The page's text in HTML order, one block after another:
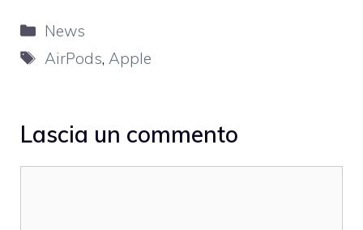
Categorie
News
Tag
AirPods,Apple
Lascia un commento